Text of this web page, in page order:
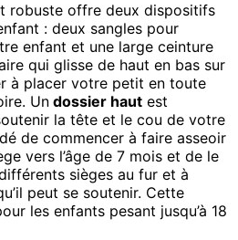
robuste offre deux dispositifs
: deux sangles pour
enfant et une large ceinture
qui glisse de haut en bas sur
à placer votre petit en toute
Un dossier haut est
la tête et le cou de votre
de commencer à faire asseoir
vers l’âge de 7 mois et de le
sièges au fur et à
peut se soutenir. Cette
les enfants pesant jusqu’à 18